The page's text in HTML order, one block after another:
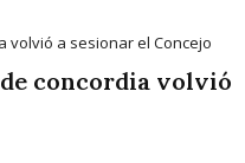
concordia volvió